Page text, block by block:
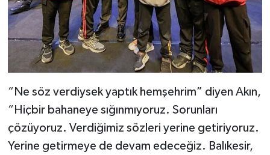
“Ne söz verdiysek yaptık hemşehrim” diyen Akın,
“Hiçbir bahaneye sığınmıyoruz. Sorunları
çözüyoruz. Verdiğimiz sözleri yerine getiriyoruz.
Yerine getirmeye de devam edeceğiz. Balıkesir,